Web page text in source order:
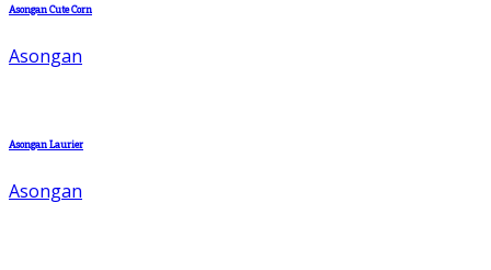
Asongan Cute Corn
Asongan
Asongan Laurier
Asongan